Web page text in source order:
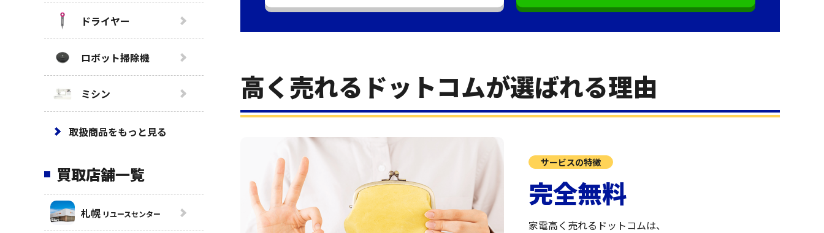
高く売れるドットコムが選ばれる理由
サービスの特徴
完全無料
家電高く売れるドットコムは、
ドライヤー
ロボット掃除機
ミシン
取扱商品をもっと見る
買取店舗一覧
札幌 リユースセンター